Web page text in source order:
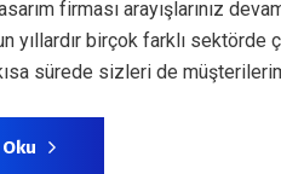
firması arayışlarınız
yıllardır birçok farklı
sürede sizleri de
Oku